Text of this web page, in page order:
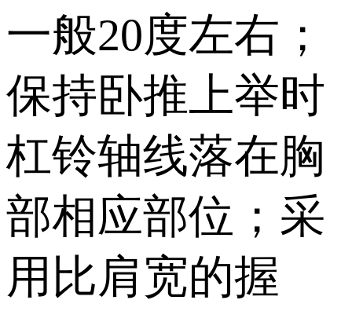
一般20度左右；
保持卧推上举时
杠铃轴线落在胸
部相应部位；采
用比肩宽的握